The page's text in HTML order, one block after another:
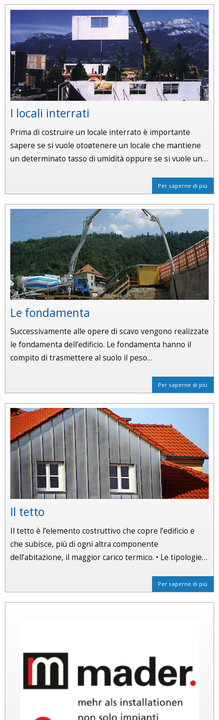
I locali interrati
Prima di costruire un locale interrato è importante
sapere se si vuole otoøtenere un locale che mantiene
un determinato tasso di umidità oppure se si vuole un…
Per saperne di più
Le fondamenta
Successivamente alle opere di scavo vengono realizzate
le fondamenta dell’edificio. Le fondamenta hanno il
compito di trasmettere al suolo il peso…
Per saperne di più
Il tetto
Il tetto è l’elemento costruttivo che copre l’edificio e
che subisce, più di ogni altra componente
dell’abitazione, il maggior carico termico. • Le tipologie…
Per saperne di più